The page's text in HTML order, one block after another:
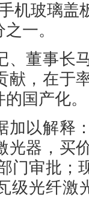
机玻璃盖
一。
董事长
献，在于
国产化。
以解释
光器，买
门审批；
级光纤激